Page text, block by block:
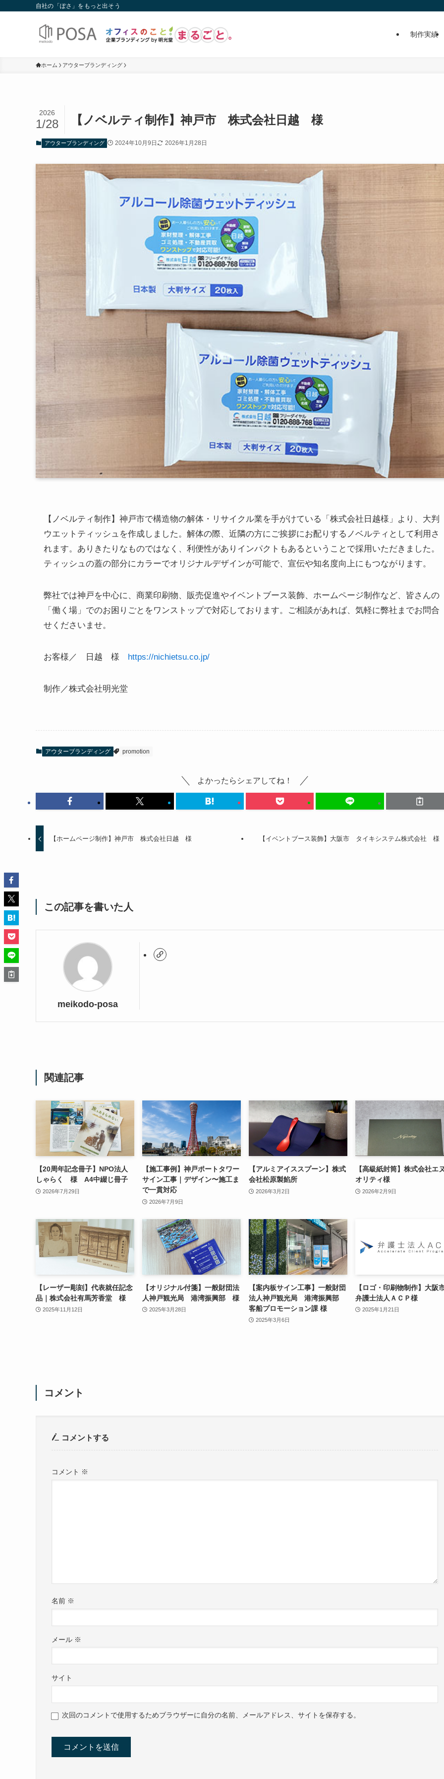
自社の「ぽさ」をもっと出そう
制作実績
ホーム アウターブランディング
【ノベルティ制作】神戸市 株式会社日越 様
2026
1/28
アウターブランディング 2024年10月9日 2026年1月28日
【ノベルティ制作】神戸市で構造物の解体・リサイクル業を手がけている「株式会社日越様」より、大判
ウエットティッシュを作成しました。解体の際、近隣の方にご挨拶にお配りするノベルティとして利用さ
れます。ありきたりなものではなく、利便性がありインパクトもあるということで採用いただきました。
ティッシュの蓋の部分にカラーでオリジナルデザインが可能で、宣伝や知名度向上にもつながります。
弊社では神戸を中心に、商業印刷物、販売促進やイベントブース装飾、ホームページ制作など、皆さんの
「働く場」でのお困りごとをワンストップで対応しております。ご相談があれば、気軽に弊社までお問合
せくださいませ。
お客様／ 日越 様 https://nichietsu.co.jp/
制作／株式会社明光堂
アウターブランディング promotion
よかったらシェアしてね！
【ホームページ制作】神戸市 株式会社日越 様 【イベントブース装飾】大阪市 タイキシステム株式会社 様
この記事を書いた人
meikodo-posa
関連記事
【20周年記念冊子】NPO法人
しゃらく 様 A4中綴じ冊子
2026年7月29日
【施工事例】神戸ポートタワー
サイン工事｜デザイン〜施工ま
で一貫対応
2026年7月9日
【アルミアイススプーン】株式
会社松原製餡所
2026年3月2日
【高級紙封筒】株式会社エ
オリティ様
2026年2月9日
【レーザー彫刻】代表就任記念
品｜株式会社有馬芳香堂 様
2025年11月12日
【オリジナル付箋】一般財団法
人神戸観光局 港湾振興部 様
2025年3月28日
【案内板サイン工事】一般財団
法人神戸観光局 港湾振興部
客船プロモーション課 様
2025年3月6日
【ロゴ・印刷物制作】大阪
弁護士法人ＡＣＰ様
2025年1月21日
コメント
コメントする
コメント ※
名前 ※
メール ※
サイト
次回のコメントで使用するためブラウザーに自分の名前、メールアドレス、サイトを保存する。